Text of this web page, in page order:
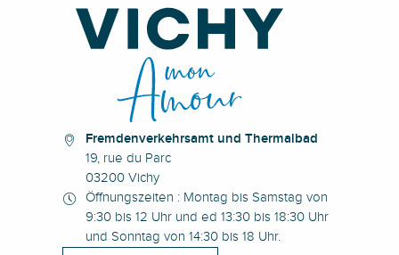
Fremdenverkehrsamt und Thermalbad
19, rue du Parc
03200 Vichy
Öffnungszeiten : Montag bis Samstag von
9:30 bis 12 Uhr und ed 13:30 bis 18:30 Uhr
und Sonntag von 14:30 bis 18 Uhr.